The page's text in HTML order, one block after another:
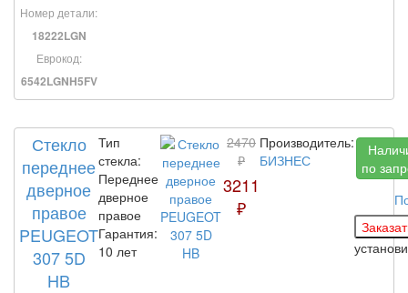
Номер детали:
18222LGN
Еврокод:
6542LGNH5FV
Стекло
переднее
дверное
правое
PEUGEOT
307 5D
HB
Тип
стекла:
Переднее
дверное
правое
Гарантия:
10 лет
2470
₽
3211
₽
Производитель:
БИЗНЕС
по